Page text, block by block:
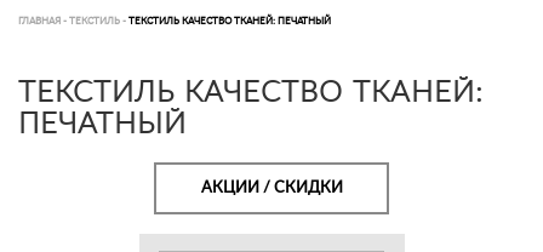
ГЛАВНАЯ - ТЕКСТИЛЬ - ТЕКСТИЛЬ КАЧЕСТВО ТКАНЕЙ: ПЕЧАТНЫЙ
ТЕКСТИЛЬ КАЧЕСТВО ТКАНЕЙ:
ПЕЧАТНЫЙ
АКЦИИ / СКИДКИ